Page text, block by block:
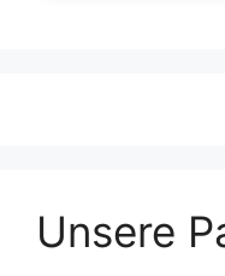
Unsere